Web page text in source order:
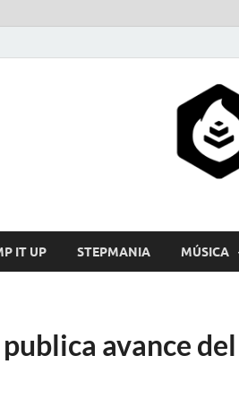
IT UP STEPMANIA MÚSICA
avance